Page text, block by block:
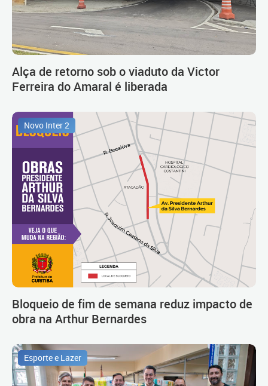
Alça de retorno sob o viaduto da Victor
Ferreira do Amaral é liberada
Novo Inter 2
Bloqueio de fim de semana reduz impacto de
obra na Arthur Bernardes
Esporte e Lazer